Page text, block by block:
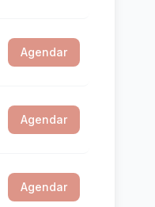
Agendar
Agendar
Agendar